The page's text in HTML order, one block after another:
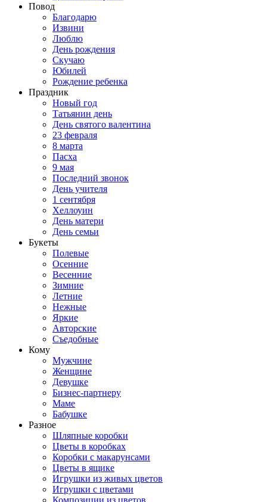
Повод
Благодарю
Извини
Люблю
День рождения
Скучаю
Юбилей
Рождение ребенка
Праздник
Новый год
Татьянин день
День святого валентина
23 февраля
8 марта
Пасха
9 мая
Последний звонок
День учителя
1 сентября
Хеллоуин
День матери
День семьи
Букеты
Полевые
Осенние
Весенние
Зимние
Летние
Нежные
Яркие
Авторские
Съедобные
Кому
Мужчине
Женщине
Девушке
Бизнес-партнеру
Маме
Бабушке
Разное
Шляпные коробки
Цветы в коробках
Коробки с макарунсами
Цветы в ящике
Игрушки из живых цветов
Игрушки с цветами
Композиции из цветов